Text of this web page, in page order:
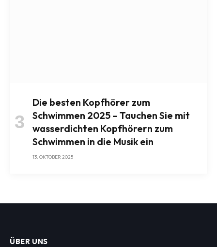
Die besten Kopfhörer zum
Schwimmen 2025 – Tauchen Sie mit
wasserdichten Kopfhörern zum
Schwimmen in die Musik ein
13. OKTOBER 2025
ÜBER UNS